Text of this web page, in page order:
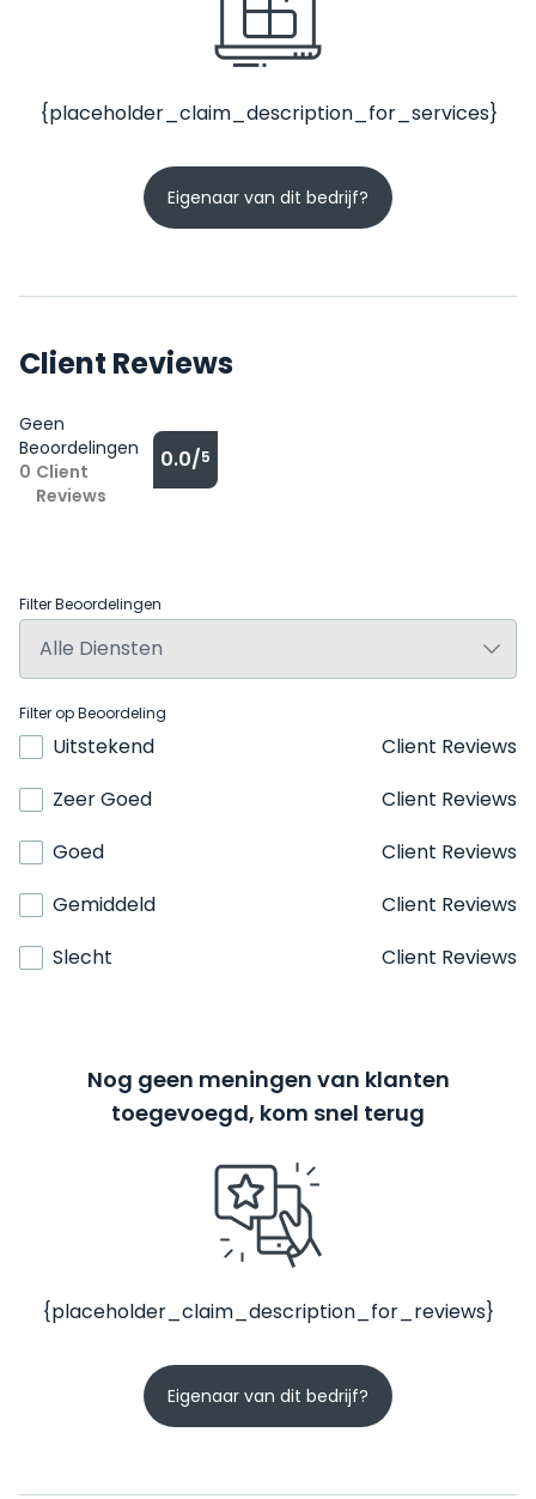
{placeholder_claim_description_for_services}
Eigenaar van dit bedrijf?
Client Reviews
Geen
Beoordelingen
0 Client
Reviews
0.0/5
Filter Beoordelingen
Filter op Beoordeling
Uitstekend
Client Reviews
Zeer Goed
Client Reviews
Goed
Client Reviews
Gemiddeld
Client Reviews
Slecht
Client Reviews
Nog geen meningen van klanten
toegevoegd, kom snel terug
{placeholder_claim_description_for_reviews}
Eigenaar van dit bedrijf?